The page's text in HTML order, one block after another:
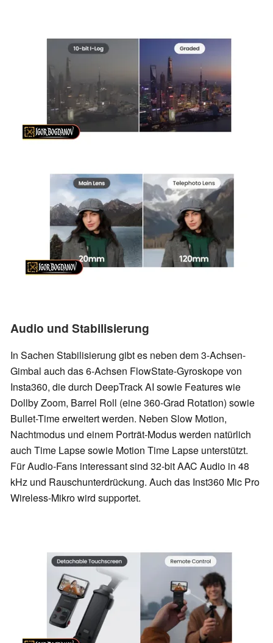
Audio und Stabilisierung
In Sachen Stabilisierung gibt es neben dem 3-Achsen-
Gimbal auch das 6-Achsen FlowState-Gyroskope von
Insta360, die durch DeepTrack AI sowie Features wie
Dollby Zoom, Barrel Roll (eine 360-Grad Rotation) sowie
Bullet-Time erweitert werden. Neben Slow Motion,
Nachtmodus und einem Porträt-Modus werden natürlich
auch Time Lapse sowie Motion Time Lapse unterstützt.
Für Audio-Fans interessant sind 32-bit AAC Audio in 48
kHz und Rauschunterdrückung. Auch das Inst360 Mic Pro
Wireless-Mikro wird supportet.